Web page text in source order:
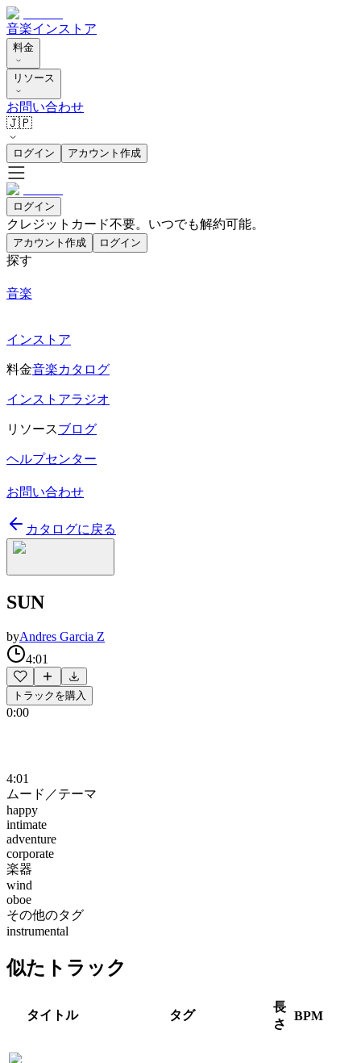
音楽インストア
料金
リソース
お問い合わせ
🇯🇵
ログイン アカウント作成
ログイン
クレジットカード不要。いつでも解約可能。
アカウント作成 ログイン
探す
音楽
インストア
料金音楽カタログ
インストアラジオ
リソースブログ
ヘルプセンター
お問い合わせ
カタログに戻る
SUN
byAndres Garcia Z
4:01
トラックを購入
0:00
4:01
ムード／テーマ
happy
intimate
adventure
corporate
楽器
wind
oboe
その他のタグ
instrumental
似たトラック
タイトル タグ
長
さ
BPM